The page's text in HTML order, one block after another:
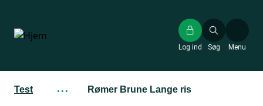
hovedindhold
Søg
Log ind Menu
Test ··· Rømer Brune Lange ris